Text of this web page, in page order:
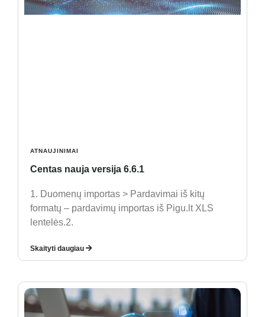
ATNAUJINIMAI
Centas nauja versija 6.6.1
1. Duomenų importas > Pardavimai iš kitų
formatų – pardavimų importas iš Pigu.lt XLS
lentelės.2.
Skaityti daugiau